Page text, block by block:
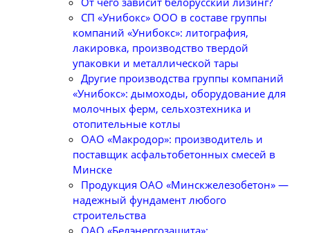
СП «Унибокс» ООО в составе группы
компаний «Унибокс»: литография,
лакировка, производство твердой
упаковки и металлической тары
Другие производства группы компаний
«Унибокс»: дымоходы, оборудование для
молочных ферм, сельхозтехника и
отопительные котлы
ОАО «Макродор»: производитель и
поставщик асфальтобетонных смесей в
Минске
Продукция ОАО «Минскжелезобетон» —
надежный фундамент любого
строительства
ОАО «Белэнергозащита»: